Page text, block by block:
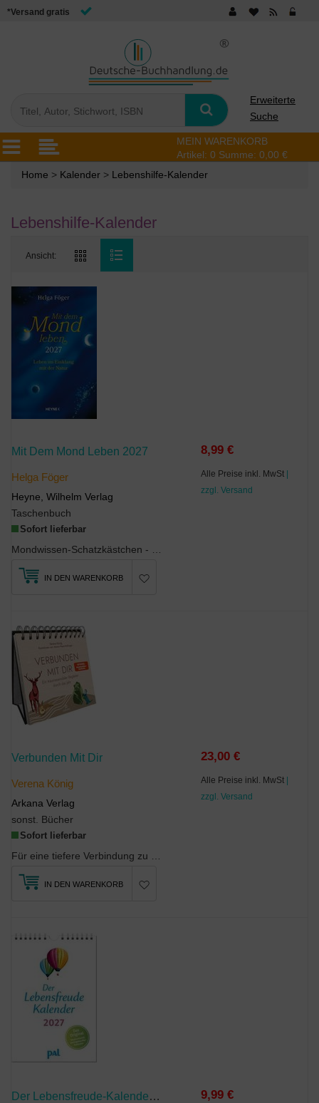
*Versand gratis
Erweiterte
Suche
MEIN WARENKORB
Artikel: 0 Summe: 0,00 €
Home > Kalender > Lebenshilfe-Kalender
Lebenshilfe-Kalender
Ansicht:
Mit Dem Mond Leben 2027
Helga Föger
Heyne, Wilhelm Verlag
Taschenbuch
Sofort lieferbar
8,99 €
Alle Preise inkl. MwSt |
zzgl. Versand
IN DEN WARENKORB
Verbunden Mit Dir
Verena König
Arkana Verlag
sonst. Bücher
Sofort lieferbar
23,00 €
Alle Preise inkl. MwSt |
zzgl. Versand
IN DEN WARENKORB
Der Lebensfreude-Kalender 2027 9,99 €